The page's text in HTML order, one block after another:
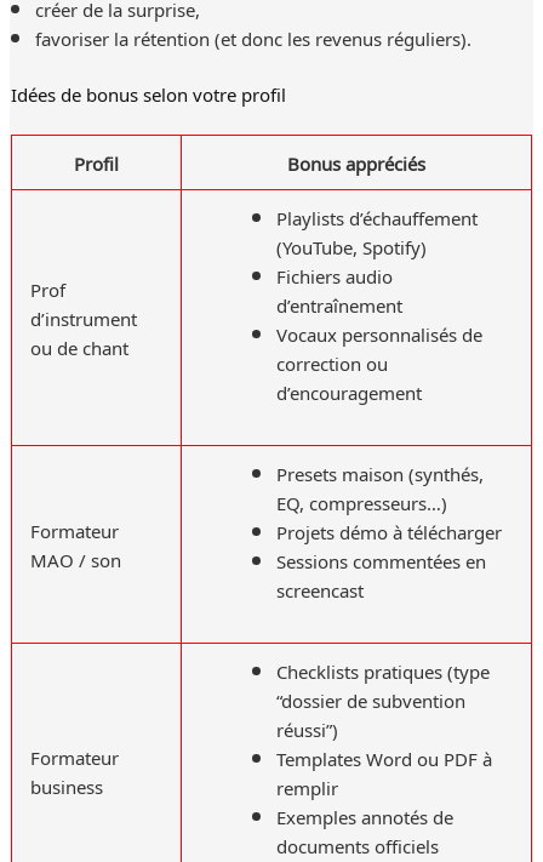
créer de la surprise,
favoriser la rétention (et donc les revenus réguliers).
Idées de bonus selon votre profil
Profil Bonus appréciés
Prof
d’instrument
ou de chant
Playlists d’échauffement
(YouTube, Spotify)
Fichiers audio
d’entraînement
Vocaux personnalisés de
correction ou
d’encouragement
Formateur
MAO / son
Presets maison (synthés,
EQ, compresseurs…)
Projets démo à télécharger
Sessions commentées en
screencast
Formateur
business
Checklists pratiques (type
“dossier de subvention
réussi”)
Templates Word ou PDF à
remplir
Exemples annotés de
documents officiels